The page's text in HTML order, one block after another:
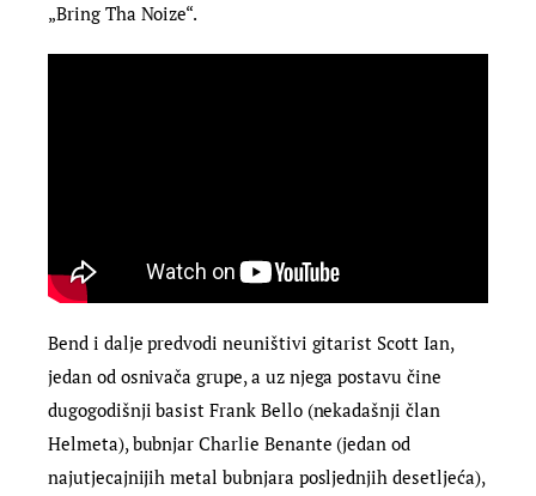
„Bring Tha Noize“.
Bend i dalje predvodi neuništivi gitarist Scott Ian,
jedan od osnivača grupe, a uz njega postavu čine
dugogodišnji basist Frank Bello (nekadašnji član
Helmeta), bubnjar Charlie Benante (jedan od
najutjecajnijih metal bubnjara posljednjih desetljeća),